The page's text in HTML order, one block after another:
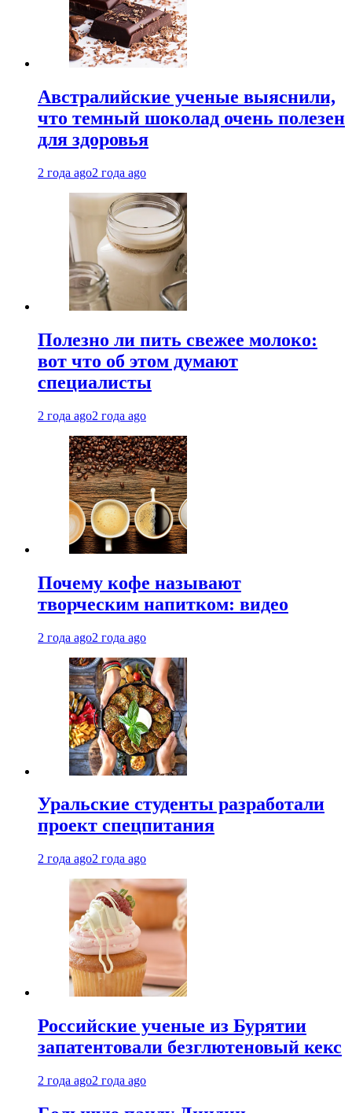
Австралийские ученые выяснили,
что темный шоколад очень полезен
для здоровья
2 года ago2 года ago
Полезно ли пить свежее молоко:
вот что об этом думают
специалисты
2 года ago2 года ago
Почему кофе называют
творческим напитком: видео
2 года ago2 года ago
Уральские студенты разработали
проект спецпитания
2 года ago2 года ago
Российские ученые из Бурятии
запатентовали безглютеновый кекс
2 года ago2 года ago